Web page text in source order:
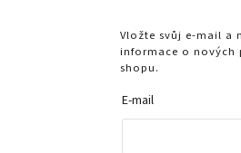
Vložte svůj e-mail a
informace o nových
shopu.
E-mail